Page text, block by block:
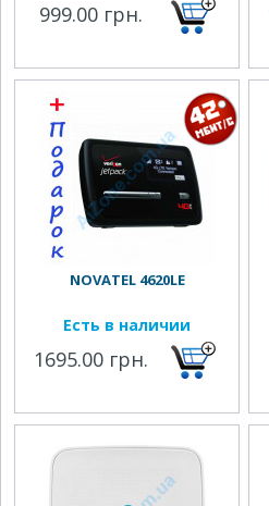
999.00 грн.
NOVATEL 4620LE
Есть в наличии
1695.00 грн.